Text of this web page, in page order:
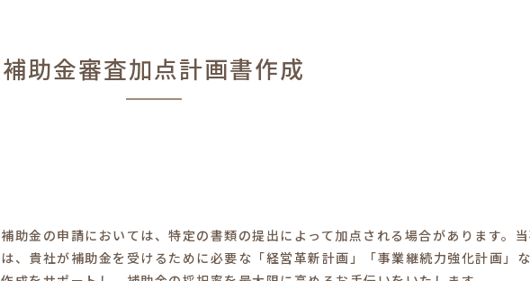
補助金審査加点計画書作成
補助金の申請においては、特定の書類の提出によって加点される場合があります。
は、貴社が補助金を受けるために必要な「経営革新計画」「事業継続力強化計画」